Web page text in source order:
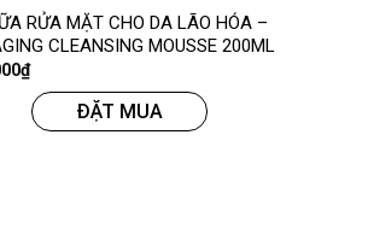
RỬA MẶT CHO DA LÃO HÓA –
CLEANSING MOUSSE 200ML
₫
ĐẶT MUA